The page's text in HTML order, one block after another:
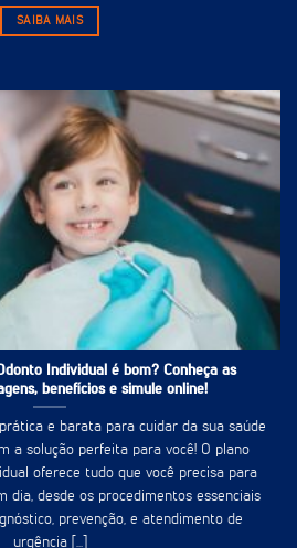
SAIBA MAIS
Individual é bom? Conheça as
benefícios e simule online!
e barata para cuidar da sua saúde
a solução perfeita para você! O plano
oferece tudo que você precisa para
dia, desde os procedimentos essenciais
prevenção, e atendimento de
urgência [...]